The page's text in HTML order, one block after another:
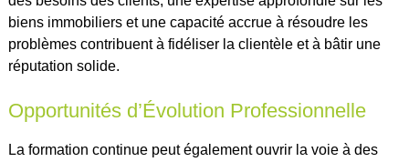
biens immobiliers et une capacité accrue à résoudre les
problèmes contribuent à fidéliser la clientèle et à bâtir une
réputation solide.
Opportunités d’Évolution Professionnelle
La formation continue peut également ouvrir la voie à des